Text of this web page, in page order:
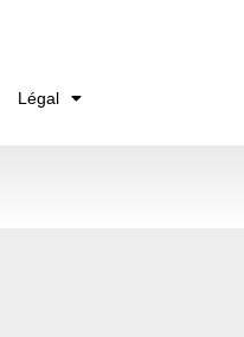
Légal